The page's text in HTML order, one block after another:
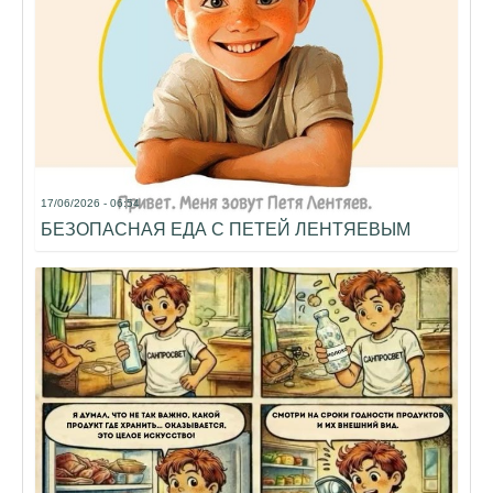
17/06/2026 - 06:54
БЕЗОПАСНАЯ ЕДА С ПЕТЕЙ ЛЕНТЯЕВЫМ